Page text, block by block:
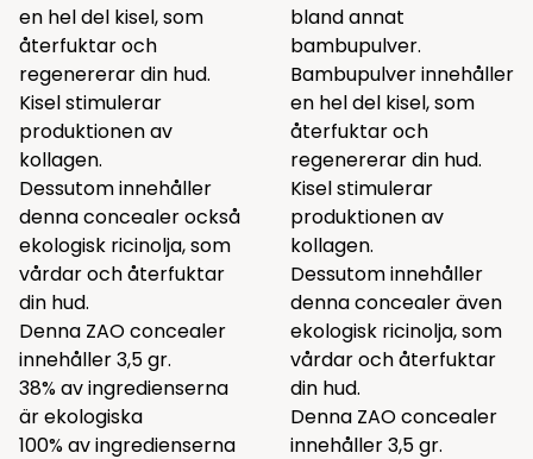
en hel del kisel, som
återfuktar och
regenererar din hud.
Kisel stimulerar
produktionen av
kollagen.
Dessutom innehåller
denna concealer också
ekologisk ricinolja, som
vårdar och återfuktar
din hud.
Denna ZAO concealer
innehåller 3,5 gr.
38% av ingredienserna
är ekologiska
100% av ingredienserna
bland annat
bambupulver.
Bambupulver innehåller
en hel del kisel, som
återfuktar och
regenererar din hud.
Kisel stimulerar
produktionen av
kollagen.
Dessutom innehåller
denna concealer även
ekologisk ricinolja, som
vårdar och återfuktar
din hud.
Denna ZAO concealer
innehåller 3,5 gr.